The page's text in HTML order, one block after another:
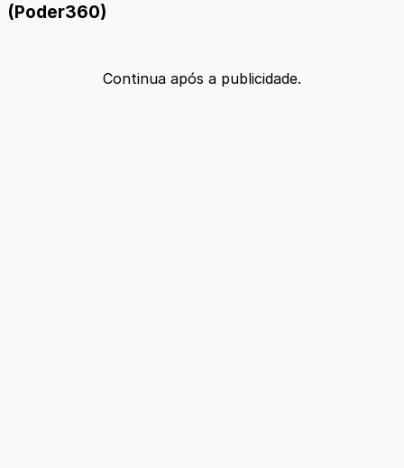
(Poder360)
Continua após a publicidade.